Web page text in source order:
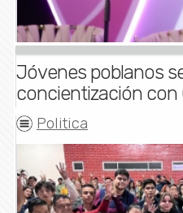
Jóvenes poblanos
concientización con
Politica